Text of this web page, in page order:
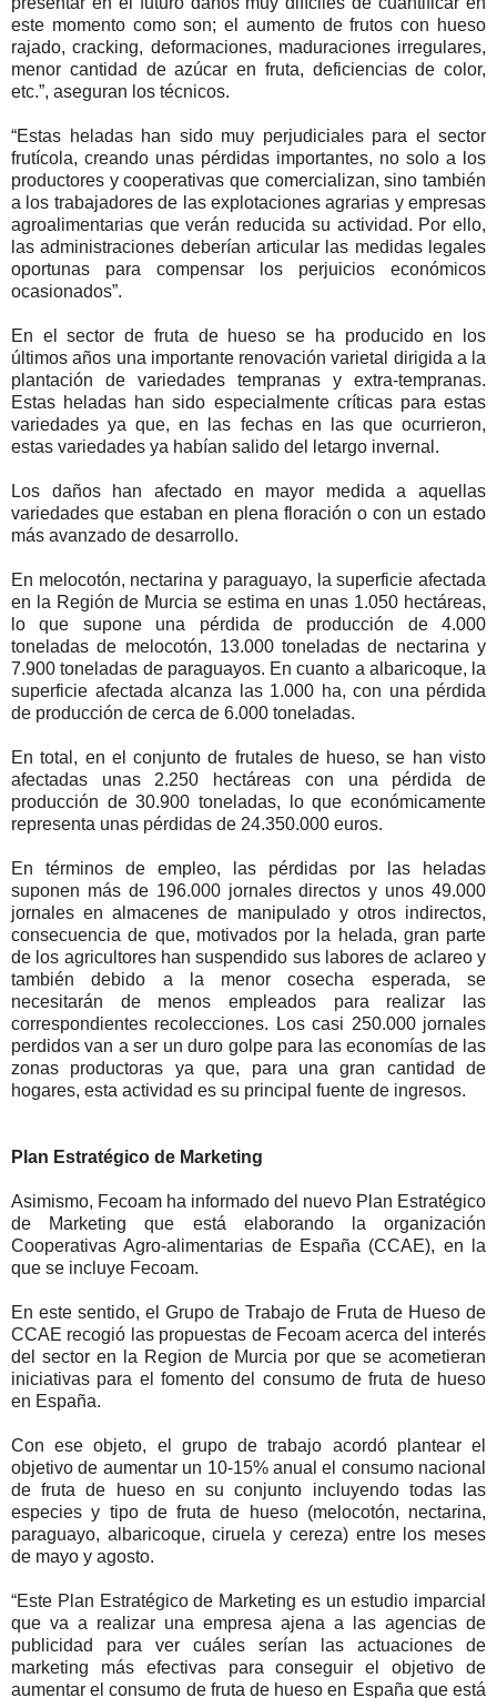
este momento como son; el aumento de frutos con hueso
rajado, cracking, deformaciones, maduraciones irregulares,
menor cantidad de azúcar en fruta, deficiencias de color,
etc.”, aseguran los técnicos.
“Estas heladas han sido muy perjudiciales para el sector
frutícola, creando unas pérdidas importantes, no solo a los
productores y cooperativas que comercializan, sino también
a los trabajadores de las explotaciones agrarias y empresas
agroalimentarias que verán reducida su actividad. Por ello,
las administraciones deberían articular las medidas legales
oportunas para compensar los perjuicios económicos
ocasionados”.
En el sector de fruta de hueso se ha producido en los
últimos años una importante renovación varietal dirigida a la
plantación de variedades tempranas y extra-tempranas.
Estas heladas han sido especialmente críticas para estas
variedades ya que, en las fechas en las que ocurrieron,
estas variedades ya habían salido del letargo invernal.
Los daños han afectado en mayor medida a aquellas
variedades que estaban en plena floración o con un estado
más avanzado de desarrollo.
En melocotón, nectarina y paraguayo, la superficie afectada
en la Región de Murcia se estima en unas 1.050 hectáreas,
lo que supone una pérdida de producción de 4.000
toneladas de melocotón, 13.000 toneladas de nectarina y
7.900 toneladas de paraguayos. En cuanto a albaricoque, la
superficie afectada alcanza las 1.000 ha, con una pérdida
de producción de cerca de 6.000 toneladas.
En total, en el conjunto de frutales de hueso, se han visto
afectadas unas 2.250 hectáreas con una pérdida de
producción de 30.900 toneladas, lo que económicamente
representa unas pérdidas de 24.350.000 euros.
En términos de empleo, las pérdidas por las heladas
suponen más de 196.000 jornales directos y unos 49.000
jornales en almacenes de manipulado y otros indirectos,
consecuencia de que, motivados por la helada, gran parte
de los agricultores han suspendido sus labores de aclareo y
también debido a la menor cosecha esperada, se
necesitarán de menos empleados para realizar las
correspondientes recolecciones. Los casi 250.000 jornales
perdidos van a ser un duro golpe para las economías de las
zonas productoras ya que, para una gran cantidad de
hogares, esta actividad es su principal fuente de ingresos.
Plan Estratégico de Marketing
Asimismo, Fecoam ha informado del nuevo Plan Estratégico
de Marketing que está elaborando la organización
Cooperativas Agro-alimentarias de España (CCAE), en la
que se incluye Fecoam.
En este sentido, el Grupo de Trabajo de Fruta de Hueso de
CCAE recogió las propuestas de Fecoam acerca del interés
del sector en la Region de Murcia por que se acometieran
iniciativas para el fomento del consumo de fruta de hueso
en España.
Con ese objeto, el grupo de trabajo acordó plantear el
objetivo de aumentar un 10-15% anual el consumo nacional
de fruta de hueso en su conjunto incluyendo todas las
especies y tipo de fruta de hueso (melocotón, nectarina,
paraguayo, albaricoque, ciruela y cereza) entre los meses
de mayo y agosto.
“Este Plan Estratégico de Marketing es un estudio imparcial
que va a realizar una empresa ajena a las agencias de
publicidad para ver cuáles serían las actuaciones de
marketing más efectivas para conseguir el objetivo de
aumentar el consumo de fruta de hueso en España que está